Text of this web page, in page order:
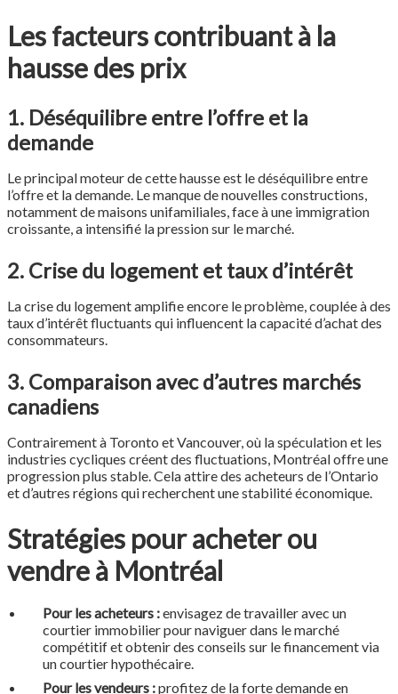
Les facteurs contribuant à la
hausse des prix
1. Déséquilibre entre l’offre et la
demande
Le principal moteur de cette hausse est le déséquilibre entre
l’offre et la demande. Le manque de nouvelles constructions,
notamment de maisons unifamiliales, face à une immigration
croissante, a intensifié la pression sur le marché.
2. Crise du logement et taux d’intérêt
La crise du logement amplifie encore le problème, couplée à des
taux d’intérêt fluctuants qui influencent la capacité d’achat des
consommateurs.
3. Comparaison avec d’autres marchés
canadiens
Contrairement à Toronto et Vancouver, où la spéculation et les
industries cycliques créent des fluctuations, Montréal offre une
progression plus stable. Cela attire des acheteurs de l’Ontario
et d’autres régions qui recherchent une stabilité économique.
Stratégies pour acheter ou
vendre à Montréal
Pour les acheteurs :envisagez de travailler avec un
courtier immobilier pour naviguer dans le marché
compétitif et obtenir des conseils sur le financement via
un courtier hypothécaire.
Pour les vendeurs :profitez de la forte demande en